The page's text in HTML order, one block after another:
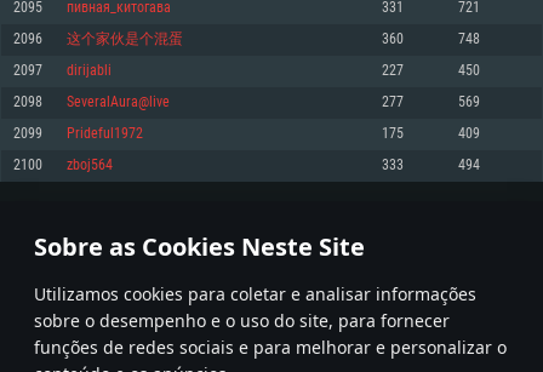
Sobre as Cookies Neste Site
Utilizamos cookies para coletar e analisar informações
sobre o desempenho e o uso do site, para fornecer
funções de redes sociais e para melhorar e personalizar o
Recomendado
superior, Radeon RX 570 ou superior
Disco: 75,9 GB
Recomendado
Network: Internet de banda larga.
Recomendado
Sistema Operativo: Ubuntu 20.04 64bit
Processador: Intel Core i7
Memória: 16 GB
Placa Gráfica: NVIDIA 1060 com os drivers mais recentes (não mais de 6
meses) / equivalentes AMD (Radeon RX 570) com os drivers mais recentes
Network: Internet de banda larga.
2095 пивная_китогава 331 721
2096 这个家伙是个混蛋 360 748
2097 dirijabli 227 450
2098 SeveralAura@live 277 569
2099 Prideful1972 175 409
2100 zboj564 333 494